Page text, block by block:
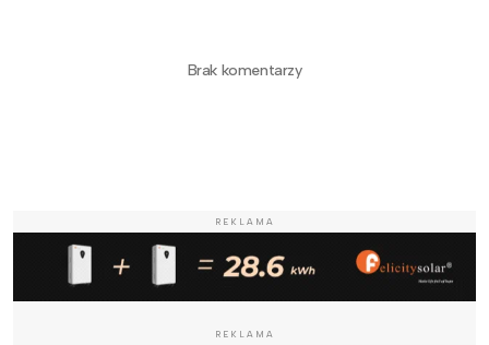
Brak komentarzy
REKLAMA
REKLAMA